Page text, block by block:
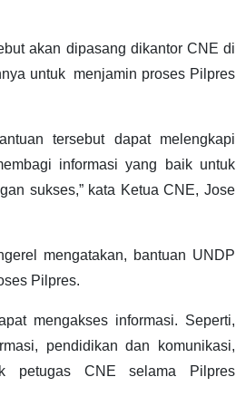
akan dipasang dikantor CNE di
untuk menjamin proses Pilpres
tersebut dapat melengkapi
informasi yang baik untuk
sukses,” kata Ketua CNE, Jose
mengatakan, bantuan UNDP
Pilpres.
mengakses informasi. Seperti,
pendidikan dan komunikasi,
petugas CNE selama Pilpres